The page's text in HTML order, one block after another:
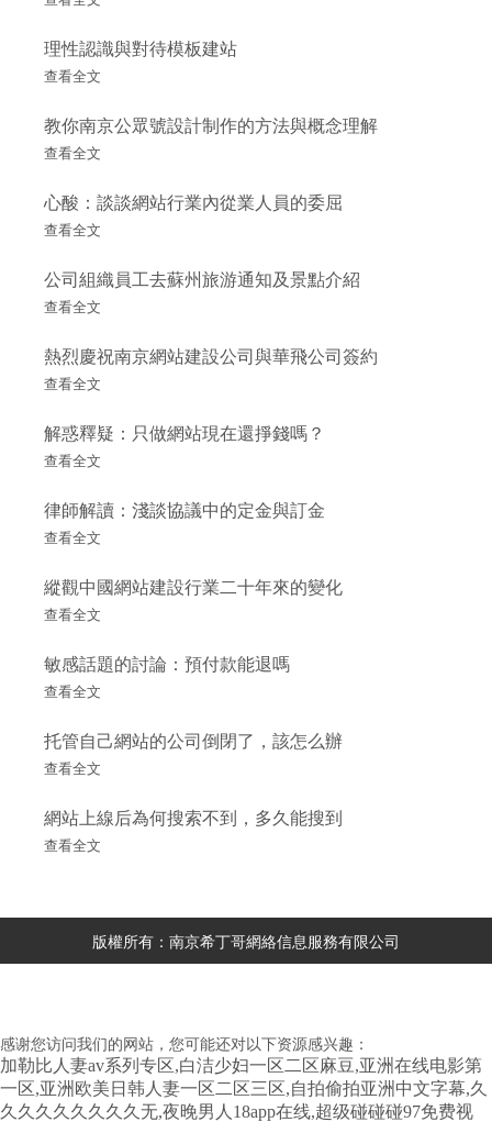
理性認識與對待模板建站
查看全文
教你南京公眾號設計制作的方法與概念理解
查看全文
心酸：談談網站行業內從業人員的委屈
查看全文
公司組織員工去蘇州旅游通知及景點介紹
查看全文
熱烈慶祝南京網站建設公司與華飛公司簽約
查看全文
解惑釋疑：只做網站現在還掙錢嗎？
查看全文
律師解讀：淺談協議中的定金與訂金
查看全文
縱觀中國網站建設行業二十年來的變化
查看全文
敏感話題的討論：預付款能退嗎
查看全文
托管自己網站的公司倒閉了，該怎么辦
查看全文
網站上線后為何搜索不到，多久能搜到
查看全文
版權所有：南京希丁哥網絡信息服務有限公司
感谢您访问我们的网站，您可能还对以下资源感兴趣：
加勒比人妻av系列专区,白洁少妇一区二区麻豆,亚洲在线电影第
一区,亚洲欧美日韩人妻一区二区三区,自拍偷拍亚洲中文字幕,久
久久久久久久久久无,夜晚男人18app在线,超级碰碰碰97免费视